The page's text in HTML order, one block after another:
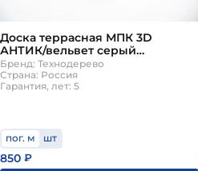
Доска террасная МПК 3D
АНТИК/вельвет серый
140х25х6000мм Технодерево
Бренд: Технодерево
Страна: Россия
Гарантия, лет: 5
пог. м шт
850 ₽